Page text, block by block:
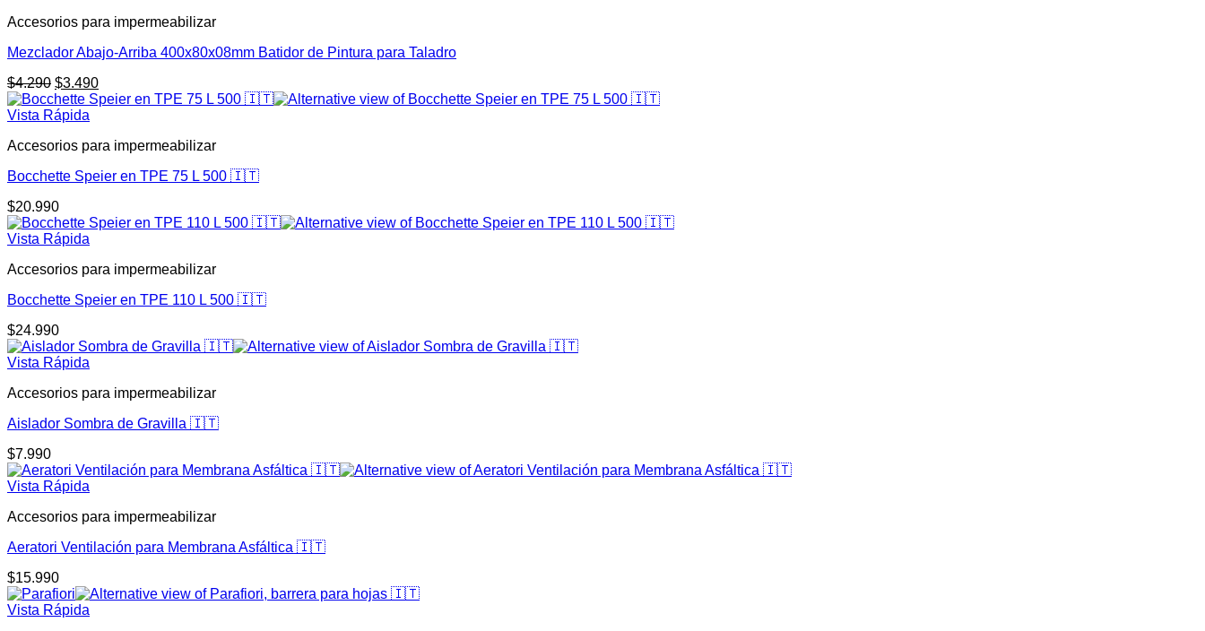
Accesorios para impermeabilizar
Mezclador Abajo-Arriba 400x80x08mm Batidor de Pintura para Taladro
$4.290 $3.490
Vista Rápida
Accesorios para impermeabilizar
Bocchette Speier en TPE 75 L 500 🇮🇹
$20.990
Vista Rápida
Accesorios para impermeabilizar
Bocchette Speier en TPE 110 L 500 🇮🇹
$24.990
Vista Rápida
Accesorios para impermeabilizar
Aislador Sombra de Gravilla 🇮🇹
$7.990
Vista Rápida
Accesorios para impermeabilizar
Aeratori Ventilación para Membrana Asfáltica 🇮🇹
$15.990
Vista Rápida